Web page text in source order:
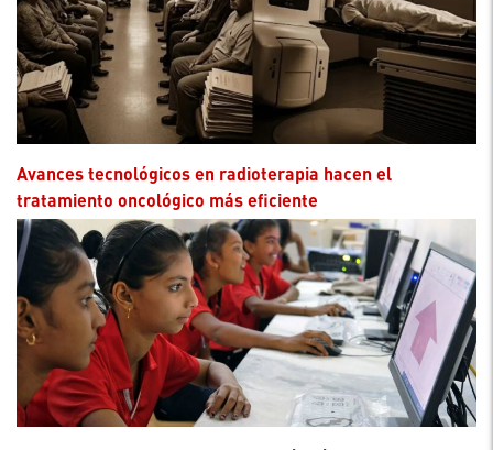
Avances tecnológicos en radioterapia hacen el
tratamiento oncológico más eficiente